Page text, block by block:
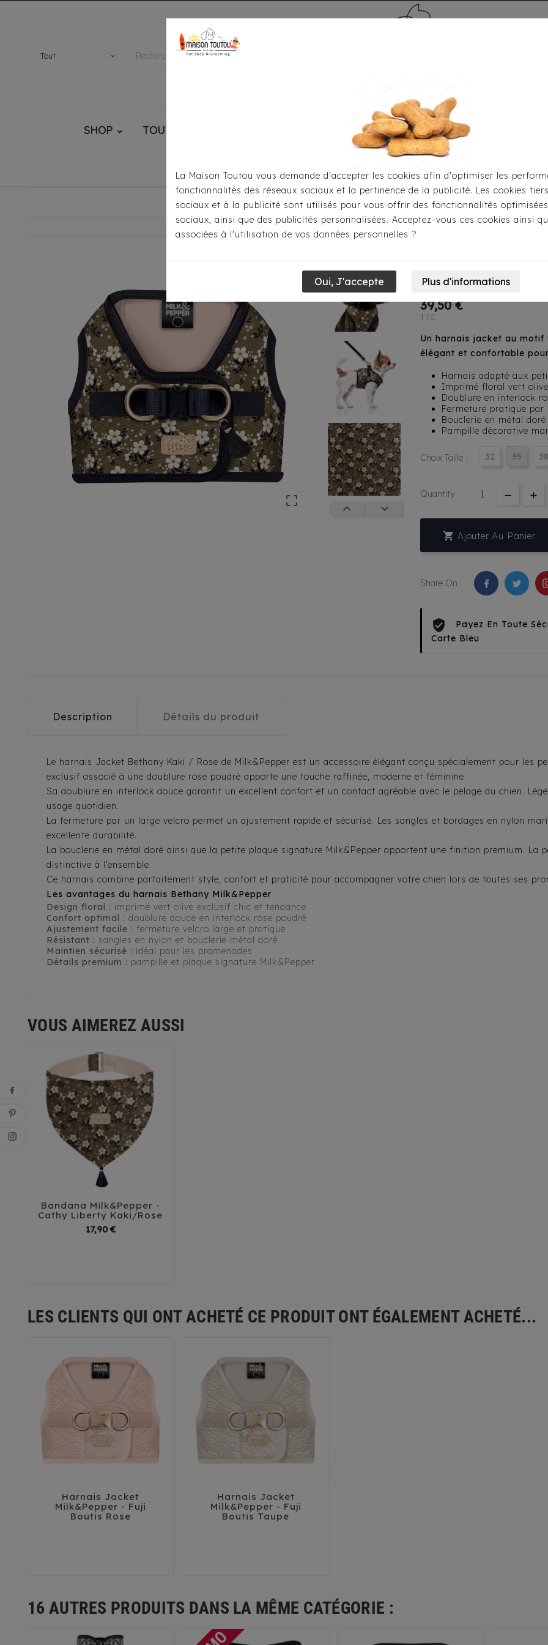
SHOP TOUTOU® HANDMADE MÉDAILLE - PET ID TAG TOILETTAGE
Accueil Pour Les Balades Harnais Harnais Jacket Milk&Pepper -

 
Harnais
Bethany Kaki/
39,50 €
TTC
Un harnais jacket au
élégant et confortable
Harnais adapté aux
Imprimé floral vert
Doublure en interlock
Fermeture pratique par
Bouclerie en métal
Pampille décorative
Choix Taille : 32 35 38
Quantity :
 Ajouter Au Panier
Share On :
Payez En Toute
Carte Bleu
Description Détails du produit
Le harnais Jacket Bethany Kaki / Rose de Milk&Pepper est un accessoire élégant conçu spécialement pour les
exclusif associé à une doublure rose poudré apporte une touche raffinée, moderne et féminine.
Sa doublure en interlock douce garantit un excellent confort et un contact agréable avec le pelage du chien.
usage quotidien.
La fermeture par un large velcro permet un ajustement rapide et sécurisé. Les sangles et bordages en nylon
excellente durabilité.
La bouclerie en métal doré ainsi que la petite plaque signature Milk&Pepper apportent une finition premium. La
distinctive à l’ensemble.
Ce harnais combine parfaitement style, confort et praticité pour accompagner votre chien lors de toutes ses
Les avantages du harnais Bethany Milk&Pepper
Design floral : imprimé vert olive exclusif chic et tendance
Confort optimal : doublure douce en interlock rose poudré
Ajustement facile : fermeture velcro large et pratique
Résistant : sangles en nylon et bouclerie métal doré
Maintien sécurisé : idéal pour les promenades
Détails premium : pampille et plaque signature Milk&Pepper
VOUS AIMEREZ AUSSI
  
Bandana Milk&Pepper -
Cathy Liberty Kaki/Rose
17,90 €Prix
LES CLIENTS QUI ONT ACHETÉ CE PRODUIT ONT ÉGALEMENT ACHETÉ...
  
Harnais Jacket
Milk&Pepper - Fuji
Boutis Rose
  
Harnais Jacket
Milk&Pepper - Fuji
Boutis Taupe
16 AUTRES PRODUITS DANS LA MÊME CATÉGORIE :
La Maison Toutou vous demande d'accepter les cookies afin d'optimiser les
fonctionnalités des réseaux sociaux et la pertinence de la publicité. Les cookies
sociaux et à la publicité sont utilisés pour vous offrir des fonctionnalités
sociaux, ainsi que des publicités personnalisées. Acceptez-vous ces cookies ainsi
associées à l'utilisation de vos données personnelles ?